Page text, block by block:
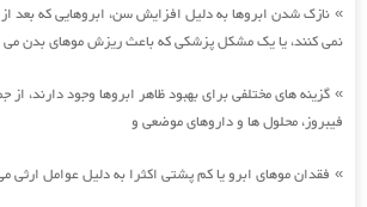
» نازک شدن ابروها به دلیل افزایش سن، ابروهایی که بعد
نمی کنند، یا یک مشکل پزشکی که باعث ریزش موهای بدن
» گزینه های مختلفی برای بهبود ظاهر ابروها وجود دارند، از
فیبروز، محلول ها و داروهای موضعی و
» فقدان موهای ابرو یا کم پشتی اکثرا به دلیل عوامل ارثی